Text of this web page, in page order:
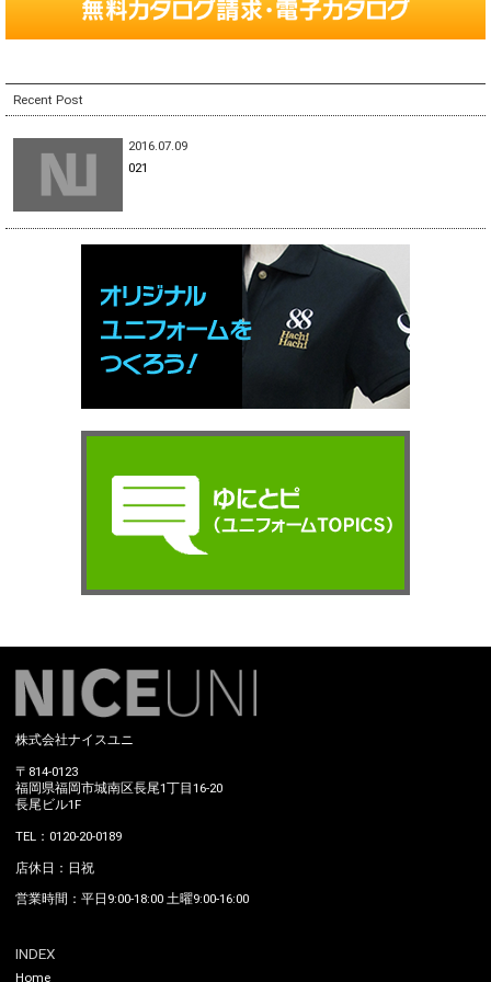
Recent Post
2016.07.09
021
株式会社ナイスユニ
〒814-0123
福岡県福岡市城南区長尾1丁目16-20
長尾ビル1F
TEL：0120-20-0189
店休日：日祝
営業時間：平日9:00-18:00 土曜9:00-16:00
INDEX
Home